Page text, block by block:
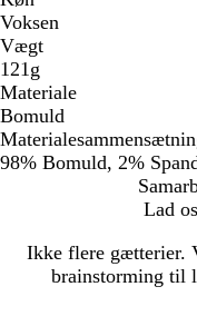
Voksen
Vægt
121g
Materiale
Bomuld
98% Bomuld, 2%
Lad
Ikke flere gætterier.
brainstorming til